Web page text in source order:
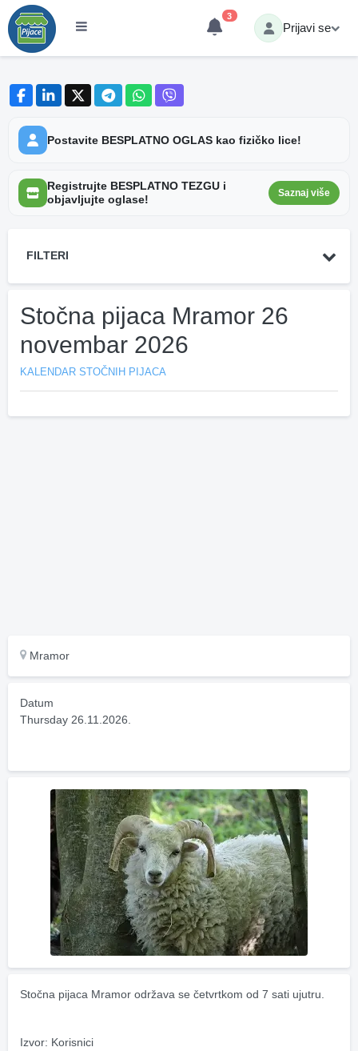
3
Prijavi se
Postavite BESPLATNO OGLAS kao fizičko lice!
Registrujte BESPLATNO TEZGU i
objavljujte oglase!
Saznaj više
FILTERI
Stočna pijaca Mramor 26
novembar 2026
KALENDAR STOČNIH PIJACA
Mramor
Datum
Thursday 26.11.2026.
Stočna pijaca Mramor održava se četvrtkom od 7 sati ujutru.
Izvor: Korisnici